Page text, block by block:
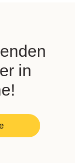
in